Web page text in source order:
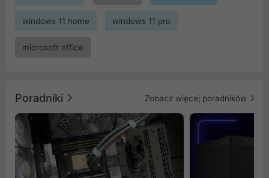
windows 11 home windows 11 pro
microsoft office
Poradniki Zobacz więcej poradników